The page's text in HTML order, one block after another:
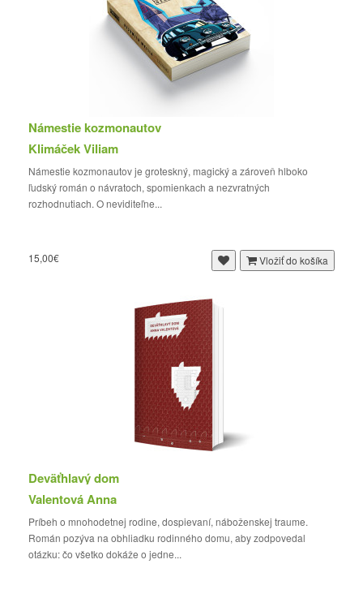
Námestie kozmonautov
Klimáček Viliam
Námestie kozmonautov je groteskný, magický a zároveň hlboko
ľudský román o návratoch, spomienkach a nezvratných
rozhodnutiach. O neviditeľne...
15,00€ Vložiť do košíka
Deväťhlavý dom
Valentová Anna
Príbeh o mnohodetnej rodine, dospievaní, náboženskej traume.
Román pozýva na obhliadku rodinného domu, aby zodpovedal
otázku: čo všetko dokáže o jedne...